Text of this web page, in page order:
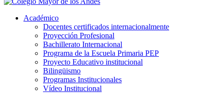
Académico
Docentes certificados internacionalmente
Proyección Profesional
Bachillerato Internacional
Programa de la Escuela Primaria PEP
Proyecto Educativo institucional
Bilingüismo
Programas Institucionales
Vídeo Institucional